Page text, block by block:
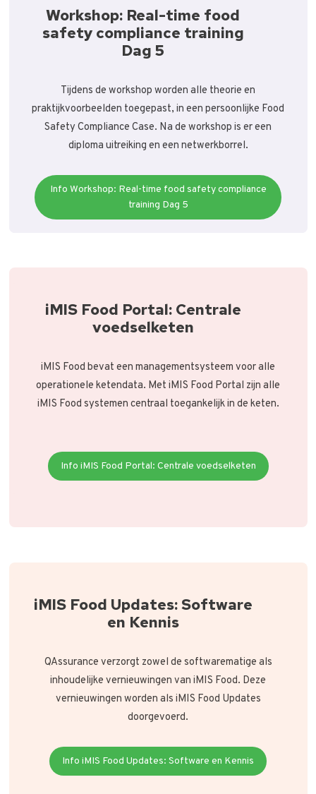
Workshop: Real-time food
safety compliance training
Dag 5
Tijdens de workshop worden alle theorie en
praktijkvoorbeelden toegepast, in een persoonlijke Food
Safety Compliance Case. Na de workshop is er een
diploma uitreiking en een netwerkborrel.
Info Workshop: Real-time food safety compliance
training Dag 5
iMIS Food Portal: Centrale
voedselketen
iMIS Food bevat een managementsysteem voor alle
operationele ketendata. Met iMIS Food Portal zijn alle
iMIS Food systemen centraal toegankelijk in de keten.
Info iMIS Food Portal: Centrale voedselketen
iMIS Food Updates: Software
en Kennis
QAssurance verzorgt zowel de softwarematige als
inhoudelijke vernieuwingen van iMIS Food. Deze
vernieuwingen worden als iMIS Food Updates
doorgevoerd.
Info iMIS Food Updates: Software en Kennis